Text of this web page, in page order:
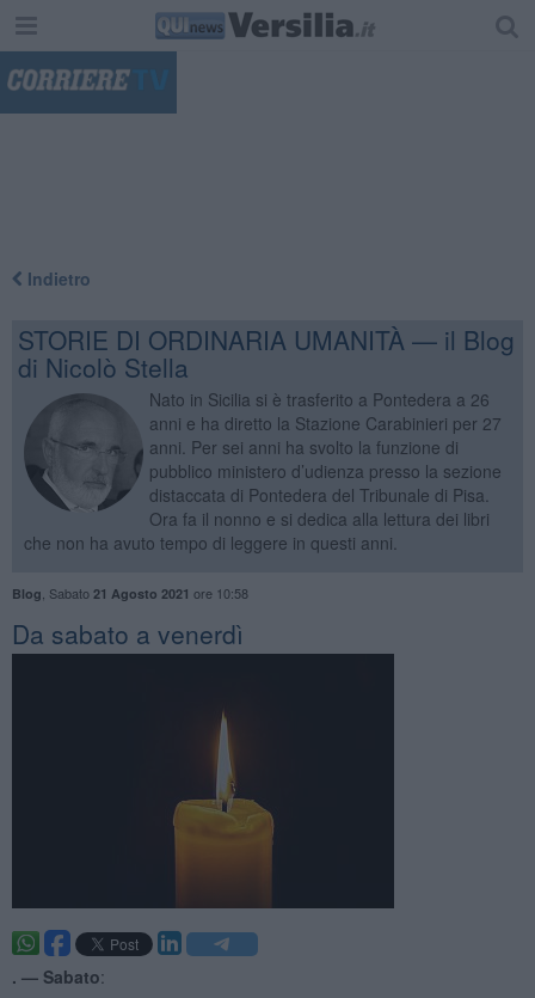
Indietro
STORIE DI ORDINARIA UMANITÀ — il Blog
di Nicolò Stella
Nato in Sicilia si è trasferito a Pontedera a 26
anni e ha diretto la Stazione Carabinieri per 27
anni. Per sei anni ha svolto la funzione di
pubblico ministero d’udienza presso la sezione
distaccata di Pontedera del Tribunale di Pisa.
Ora fa il nonno e si dedica alla lettura dei libri
che non ha avuto tempo di leggere in questi anni.
Blog Sabato 21 Agosto 2021 ore 10:58
Da sabato a venerdì
. — Sabato: